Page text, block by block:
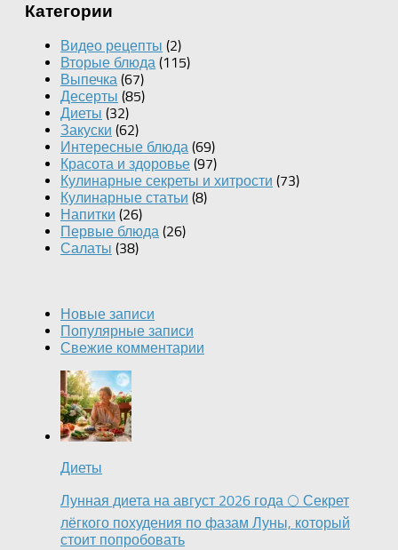
Категории
Видео рецепты (2)
Вторые блюда (115)
Выпечка (67)
Десерты (85)
Диеты (32)
Закуски (62)
Интересные блюда (69)
Красота и здоровье (97)
Кулинарные секреты и хитрости (73)
Кулинарные статьи (8)
Напитки (26)
Первые блюда (26)
Салаты (38)
Новые записи
Популярные записи
Свежие комментарии
Диеты
Лунная диета на август 2026 года 🌕 Секрет
лёгкого похудения по фазам Луны, который
стоит попробовать